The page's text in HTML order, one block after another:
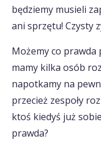
będziemy musieli
ani sprzętu! Czysty
Możemy co prawda
mamy kilka osób
napotkamy na
przecież zespoły
ktoś kiedyś już
prawda?